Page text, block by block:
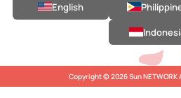
English
Copyright © 2026 Sun NETWORK